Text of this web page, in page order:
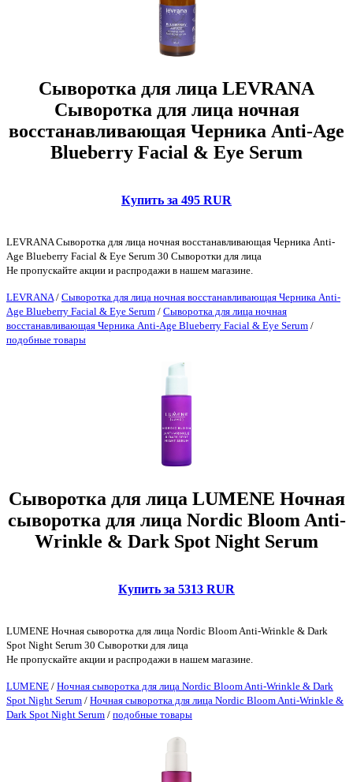
Сыворотка для лица LEVRANA
Сыворотка для лица ночная
восстанавливающая Черника Anti-Age
Blueberry Facial & Eye Serum
Купить за 495 RUR
LEVRANA Сыворотка для лица ночная восстанавливающая Черника Anti-
Age Blueberry Facial & Eye Serum 30 Сыворотки для лица
Не пропускайте акции и распродажи в нашем магазине.
LEVRANA/ Сыворотка для лица ночная восстанавливающая Черника Anti-
Age Blueberry Facial & Eye Serum / Сыворотка для лица ночная
восстанавливающая Черника Anti-Age Blueberry Facial & Eye Serum /
подобные товары
Сыворотка для лица LUMENE Ночная
сыворотка для лица Nordic Bloom Anti-
Wrinkle & Dark Spot Night Serum
Купить за 5313 RUR
LUMENE Ночная сыворотка для лица Nordic Bloom Anti-Wrinkle & Dark
Spot Night Serum 30 Сыворотки для лица
Не пропускайте акции и распродажи в нашем магазине.
LUMENE / Ночная сыворотка для лица Nordic Bloom Anti-Wrinkle & Dark
Spot Night Serum / Ночная сыворотка для лица Nordic Bloom Anti-Wrinkle &
Dark Spot Night Serum / подобные товары